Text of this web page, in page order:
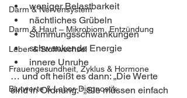
Darm & Nervensystem
Darm & Haut – Mikrobiom, Entzündung
Leber & Stoffwechsel
Frauengesundheit, Zyklus & Hormone
Blutwerte & Labor-Diagnostik
weniger Belastbarkeit
nächtliches Grübeln
Stimmungsschwankungen
schwankende Energie
innere Unruhe
… und oft heißt es dann: „Die Werte
sind in Ordnung. “„Sie müssen einfach